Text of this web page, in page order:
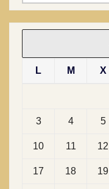
L M X
3 4 5
10 11 12
17 18 19